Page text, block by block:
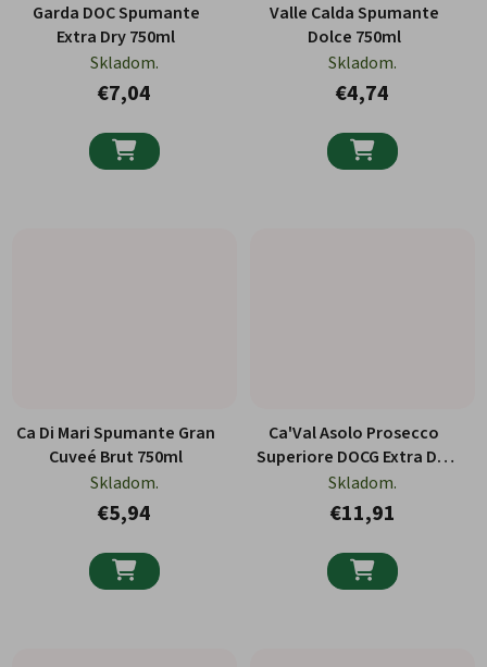
Garda DOC Spumante
Extra Dry 750ml
Skladom.
€7,04

Valle Calda Spumante
Dolce 750ml
Skladom.
€4,74

Ca Di Mari Spumante Gran
Cuveé Brut 750ml
Skladom.
€5,94

Ca'Val Asolo Prosecco
Superiore DOCG Extra Dry
Scudo Blu 750ml
Skladom.
€11,91
